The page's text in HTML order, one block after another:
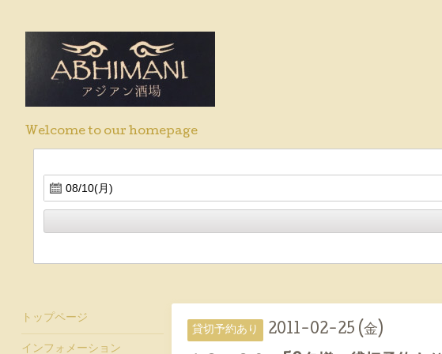
Welcome to our homepage
貸切予約あり 2011-02-25 (金)
トップページ
インフォメーション